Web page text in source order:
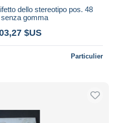
dello stereotipo pos. 48
gomma
$US
Particulier